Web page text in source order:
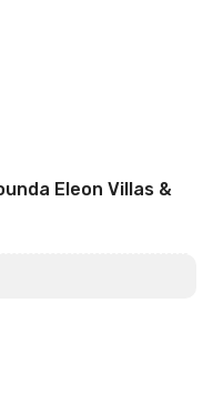
Eleon Villas &